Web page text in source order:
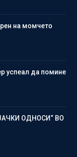
на момчето
успеал да помине
ОДНОСИ“ ВО